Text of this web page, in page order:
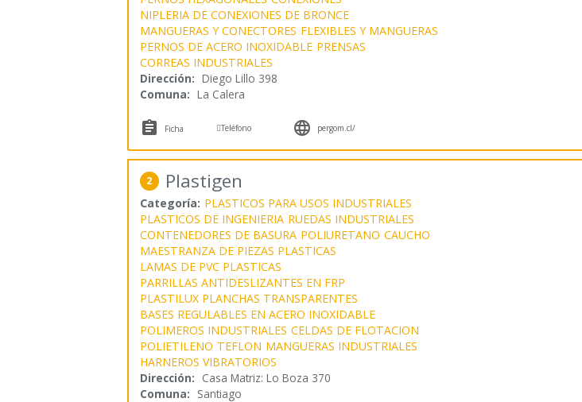
NIPLERIA DE CONEXIONES DE BRONCE
MANGUERAS Y CONECTORES FLEXIBLES Y MANGUERAS
PERNOS DE ACERO INOXIDABLE PRENSAS
CORREAS INDUSTRIALES
Dirección: Diego Lillo 398
Comuna: La Calera
 Ficha Teléfono  pergom.cl/
2 Plastigen
Categoría: PLASTICOS PARA USOS INDUSTRIALES
PLASTICOS DE INGENIERIA RUEDAS INDUSTRIALES
CONTENEDORES DE BASURA POLIURETANO CAUCHO
MAESTRANZA DE PIEZAS PLASTICAS
LAMAS DE PVC PLASTICAS
PARRILLAS ANTIDESLIZANTES EN FRP
PLASTILUX PLANCHAS TRANSPARENTES
BASES REGULABLES EN ACERO INOXIDABLE
POLIMEROS INDUSTRIALES CELDAS DE FLOTACION
POLIETILENO TEFLON MANGUERAS INDUSTRIALES
HARNEROS VIBRATORIOS
Dirección: Casa Matriz: Lo Boza 370
Comuna: Santiago